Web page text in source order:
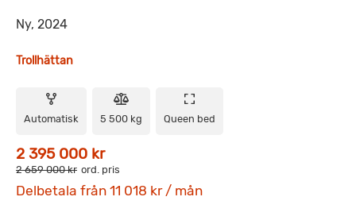
Ny, 2024
Trollhättan
Automatisk 5 500 kg Queen bed
2 395 000 kr
2 659 000 kr ord. pris
Delbetala från 11 018 kr / mån